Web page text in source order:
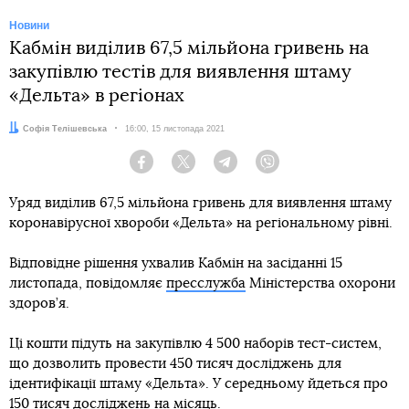
Новини
Кабмін виділив 67,5 мільйона гривень на
закупівлю тестів для виявлення штаму
«Дельта» в регіонах
Автор:
Софія Телішевська Дата:
16:00, 15 листопада 2021
Facebook Twitter Telegram
Уряд виділив 67,5 мільйона гривень для виявлення штаму
коронавірусної хвороби «Дельта» на регіональному рівні.
Відповідне рішення ухвалив Кабмін на засіданні 15
листопада, повідомляє пресслужба Міністерства охорони
здоров’я.
Ці кошти підуть на закупівлю 4 500 наборів тест-систем,
що дозволить провести 450 тисяч досліджень для
ідентифікації штаму «Дельта». У середньому йдеться про
150 тисяч досліджень на місяць.